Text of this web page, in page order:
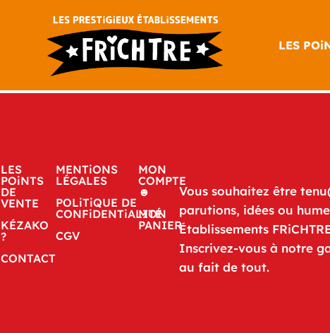
LES
LES
POiNTS
DE
VENTE
KÉZAKO
?
CONTACT
MENTiONS
LÉGALES
POLiTiQUE DE
CONFiDENTiALITÉ
CGV
MON
COMPTE
☻
MON
PANIER
Vous souhaitez être
parutions, idées ou
Établissements
Inscrivez-vous à notre
au fait de tout.